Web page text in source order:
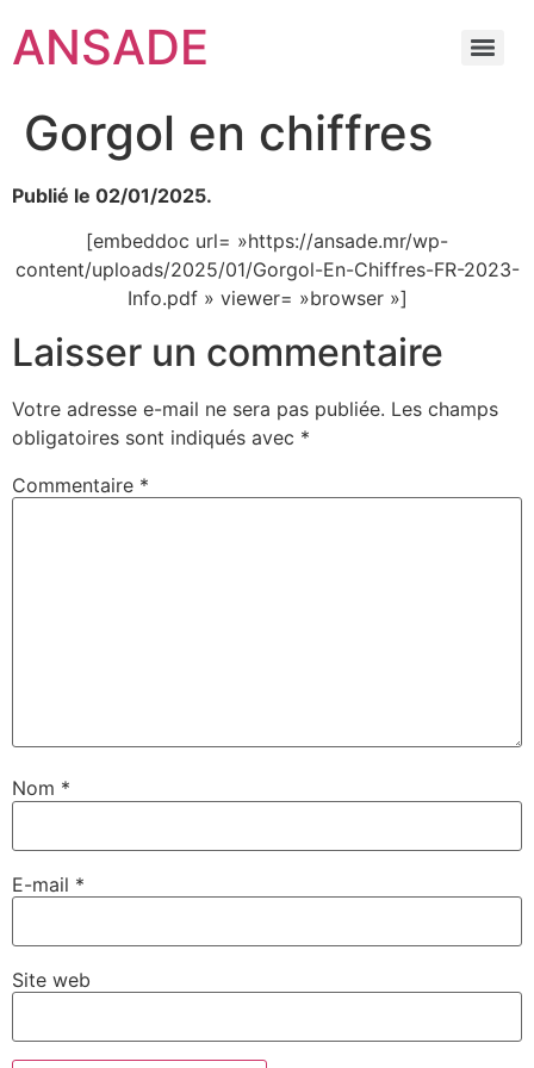
ANSADE
Gorgol en chiffres
Publié le 02/01/2025.
[embeddoc url= »https://ansade.mr/wp-
content/uploads/2025/01/Gorgol-En-Chiffres-FR-2023-
Info.pdf » viewer= »browser »]
Laisser un commentaire
Votre adresse e-mail ne sera pas publiée. Les champs
obligatoires sont indiqués avec *
Commentaire *
Nom *
E-mail *
Site web